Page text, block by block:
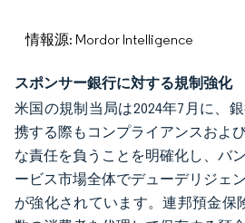
情報源: Mordor Intelligence
スポンサー銀行に対する規制強化
米国の規制当局は2024年7月に、
携する際もコンプライアンスおよ
な責任を負うことを明確化し、バ
ービス市場全体でデューデリジェ
が強化されています。連邦預金保